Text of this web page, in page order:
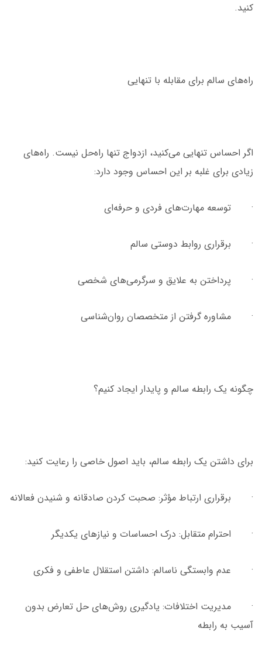
کنید.
راه‌های سالم برای مقابله با تنهایی
اگر احساس تنهایی می‌کنید، ازدواج تنها راه‌حل نیست. راه‌های
زیادی برای غلبه بر این احساس وجود دارد:
· توسعه مهارت‌های فردی و حرفه‌ای
· برقراری روابط دوستی سالم
· پرداختن به علایق و سرگرمی‌های شخصی
· مشاوره گرفتن از متخصصان روان‌شناسی
چگونه یک رابطه سالم و پایدار ایجاد کنیم؟
برای داشتن یک رابطه سالم، باید اصول خاصی را رعایت کنید:
· برقراری ارتباط مؤثر: صحبت کردن صادقانه و شنیدن فعالانه
· احترام متقابل: درک احساسات و نیازهای یکدیگر
· عدم وابستگی ناسالم: داشتن استقلال عاطفی و فکری
· مدیریت اختلافات: یادگیری روش‌های حل تعارض بدون
آسیب به رابطه